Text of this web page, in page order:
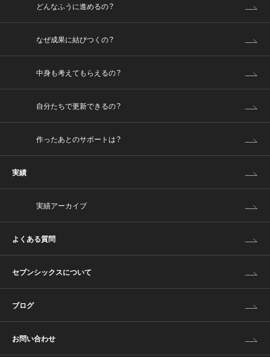
どんなふうに進めるの？
なぜ成果に結びつくの？
中身も考えてもらえるの？
自分たちで更新できるの？
作ったあとのサポートは？
実績
実績アーカイブ
よくある質問
セブンシックスについて
ブログ
お問い合わせ